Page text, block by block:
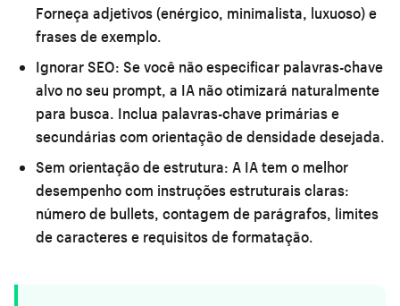
Forneça adjetivos (enérgico, minimalista, luxuoso) e
frases de exemplo.
Ignorar SEO: Se você não especificar palavras-chave
alvo no seu prompt, a IA não otimizará naturalmente
para busca. Inclua palavras-chave primárias e
secundárias com orientação de densidade desejada.
Sem orientação de estrutura: A IA tem o melhor
desempenho com instruções estruturais claras:
número de bullets, contagem de parágrafos, limites
de caracteres e requisitos de formatação.